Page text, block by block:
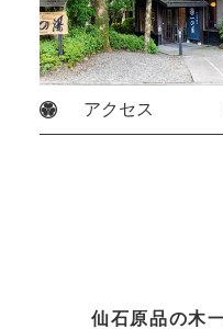
アクセス
仙石原品の木